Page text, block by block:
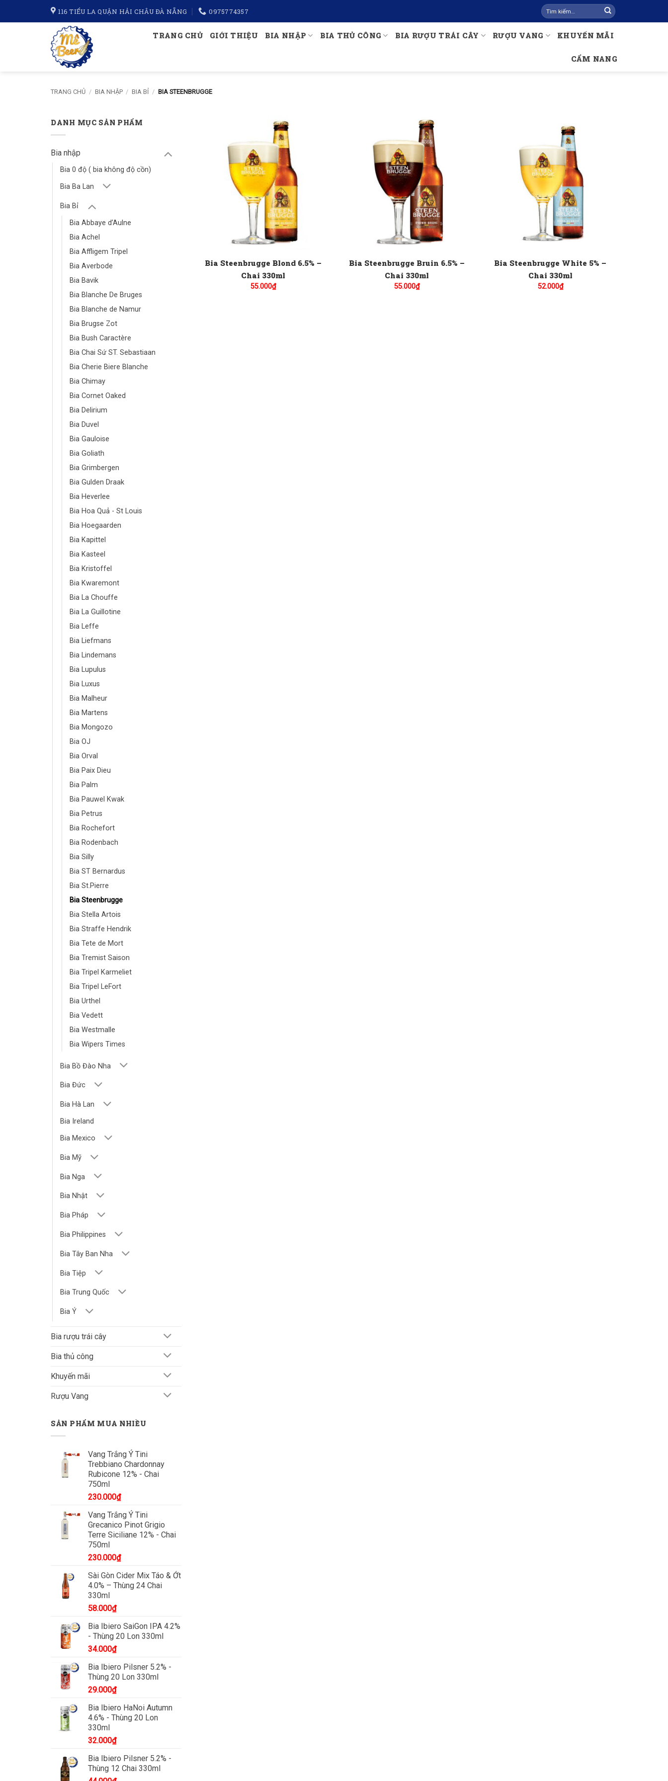
116 TIỂU LA QUẬN HẢI CHÂU ĐÀ NẴNG 0975774357
Tìm
kiếm:
TRANG CHỦ GIỚI THIỆU BIA NHẬP BIA THỦ CÔNG BIA RƯỢU TRÁI CÂY RƯỢU VANG KHUYẾN MÃI
CẨM NANG
TRANG CHỦ / BIA NHẬP / BIA BỈ / BIA STEENBRUGGE
DANH MỤC SẢN PHẨM
Bia nhập
Bia 0 độ ( bia không độ cồn)
Bia Ba Lan
Bia Bỉ
Bia Abbaye d’Aulne
Bia Achel
Bia Affligem Tripel
Bia Averbode
Bia Bavik
Bia Blanche De Bruges
Bia Blanche de Namur
Bia Brugse Zot
Bia Bush Caractère
Bia Chai Sứ ST. Sebastiaan
Bia Cherie Biere Blanche
Bia Chimay
Bia Cornet Oaked
Bia Delirium
Bia Duvel
Bia Gauloise
Bia Goliath
Bia Grimbergen
Bia Gulden Draak
Bia Heverlee
Bia Hoa Quả - St Louis
Bia Hoegaarden
Bia Kapittel
Bia Kasteel
Bia Kristoffel
Bia Kwaremont
Bia La Chouffe
Bia La Guillotine
Bia Leffe
Bia Liefmans
Bia Lindemans
Bia Lupulus
Bia Luxus
Bia Malheur
Bia Martens
Bia Mongozo
Bia OJ
Bia Orval
Bia Paix Dieu
Bia Palm
Bia Pauwel Kwak
Bia Petrus
Bia Rochefort
Bia Rodenbach
Bia Silly
Bia ST Bernardus
Bia St.Pierre
Bia Steenbrugge
Bia Stella Artois
Bia Straffe Hendrik
Bia Tete de Mort
Bia Tremist Saison
Bia Tripel Karmeliet
Bia Tripel LeFort
Bia Urthel
Bia Vedett
Bia Westmalle
Bia Wipers Times
Bia Bồ Đào Nha
Bia Đức
Bia Hà Lan
Bia Ireland
Bia Mexico
Bia Mỹ
Bia Nga
Bia Nhật
Bia Pháp
Bia Philippines
Bia Tây Ban Nha
Bia Tiệp
Bia Trung Quốc
Bia Ý
Bia rượu trái cây
Bia thủ công
Khuyến mãi
Rượu Vang
SẢN PHẨM MUA NHIỀU
Vang Trắng Ý Tini
Trebbiano Chardonnay
Rubicone 12% - Chai
750ml
230.000₫
Vang Trắng Ý Tini
Grecanico Pinot Grigio
Terre Siciliane 12% - Chai
750ml
230.000₫
Sài Gòn Cider Mix Táo & Ớt
4.0% – Thùng 24 Chai
330ml
58.000₫
Bia Ibiero SaiGon IPA 4.2%
- Thùng 20 Lon 330ml
34.000₫
Bia Ibiero Pilsner 5.2% -
Thùng 20 Lon 330ml
29.000₫
Bia Ibiero HaNoi Autumn
4.6% - Thùng 20 Lon
330ml
32.000₫
Bia Ibiero Pilsner 5.2% -
Thùng 12 Chai 330ml
Bia Steenbrugge Blond 6.5% –
Chai 330ml
55.000₫
Bia Steenbrugge Bruin 6.5% –
Chai 330ml
55.000₫
Bia Steenbrugge White 5% –
Chai 330ml
52.000₫